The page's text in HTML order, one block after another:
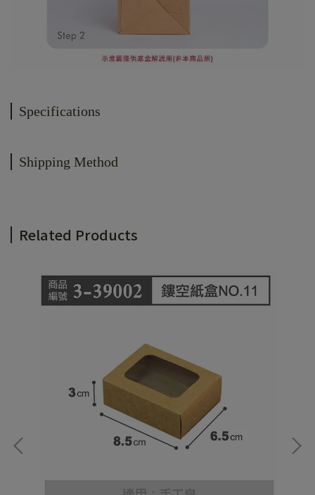
Specifications
Shipping Method
Related Products